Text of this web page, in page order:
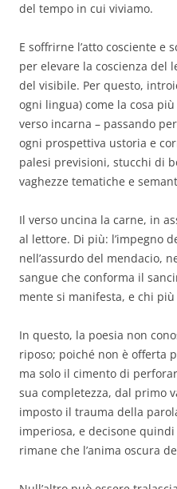
del tempo in cui viviamo.
E soffrirne l’atto cosciente e
per elevare la coscienza del
del visibile. Per questo,
ogni lingua) come la cosa
verso incarna – passando
ogni prospettiva ustoria e
palesi previsioni, stucchi di
vaghezze tematiche e
Il verso uncina la carne, in
al lettore. Di più: l’impegno
nell’assurdo del mendacio,
sangue che conforma il
mente si manifesta, e chi
In questo, la poesia non
riposo; poiché non è offerta
ma solo il cimento di
sua completezza, dal primo
imposto il trauma della
imperiosa, e decisone
rimane che l’anima oscura